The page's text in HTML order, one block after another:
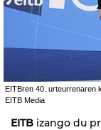
EITBren 40. urteurrenaren
EITB Media
EITB izango du